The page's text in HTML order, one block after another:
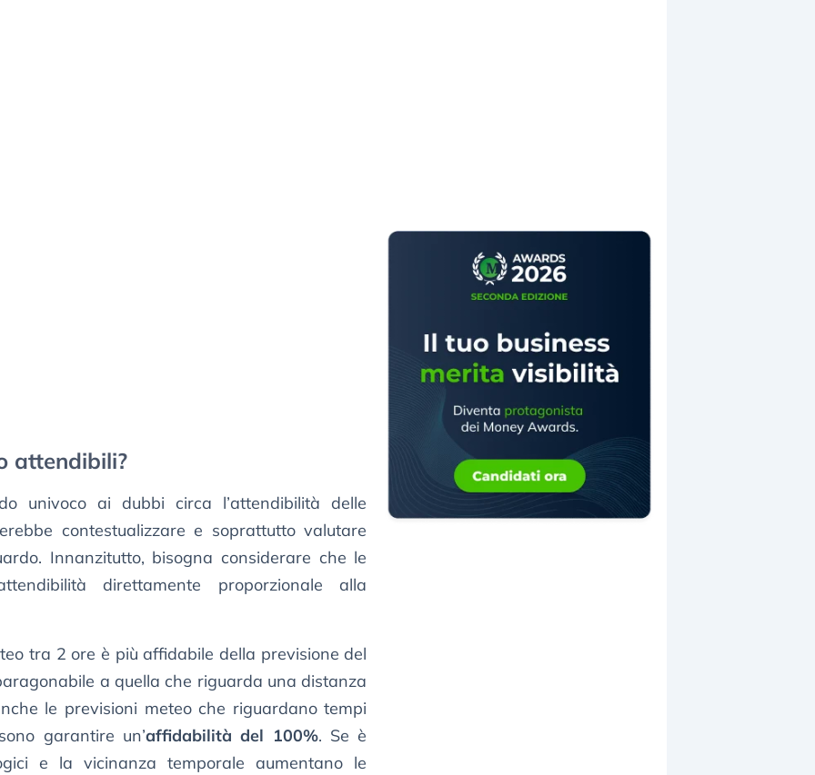
attendibili?
univoco ai dubbi circa l’attendibilità delle
contestualizzare e soprattutto valutare
Innanzitutto, bisogna considerare che le
direttamente proporzionale alla
tra 2 ore è più affidabile della previsione del
a quella che riguarda una distanza
le previsioni meteo che riguardano tempi
garantire un’affidabilità del 100%. Se è
e la vicinanza temporale aumentano le